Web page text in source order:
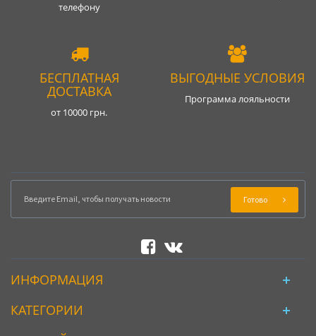
телефону
БЕСПЛАТНАЯ
ДОСТАВКА
от 10000 грн.
ВЫГОДНЫЕ УСЛОВИЯ
Программа лояльности
Готово
ИНФОРМАЦИЯ
КАТЕГОРИИ